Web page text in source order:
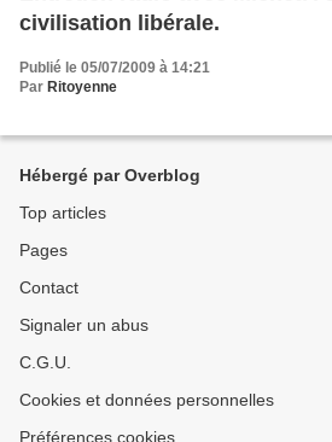
civilisation libérale.
Publié le 05/07/2009 à 14:21
Par Ritoyenne
Hébergé par Overblog
Top articles
Pages
Contact
Signaler un abus
C.G.U.
Cookies et données personnelles
Préférences cookies